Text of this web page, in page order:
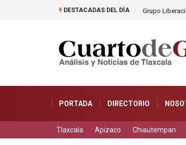
DESTACADAS DEL DÍA Grupo
PORTADA DIRECTORIO
Tlaxcala Apizaco Chiautempan